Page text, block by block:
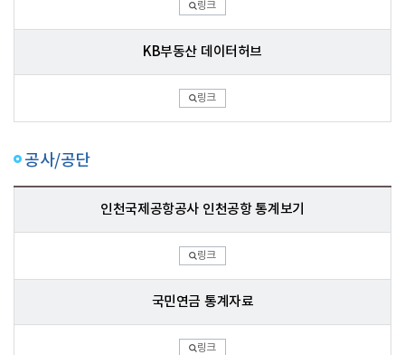
링크
KB부동산 데이터허브
링크
공사/공단
인천국제공항공사 인천공항 통계보기
링크
국민연금 통계자료
링크